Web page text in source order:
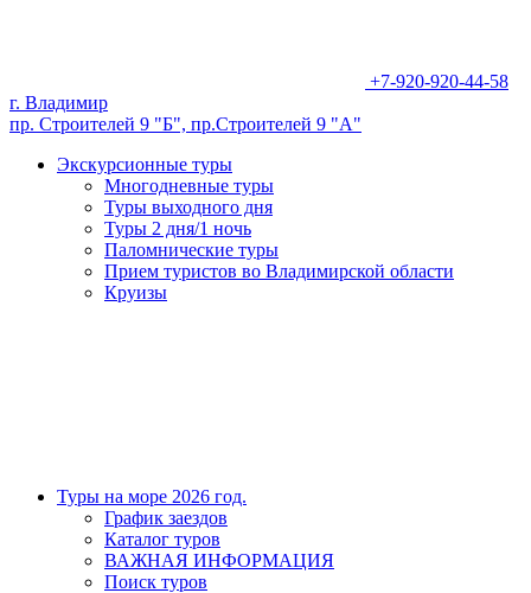
+7-920-920-44-58
г. Владимир
пр. Строителей 9 "Б", пр.Строителей 9 "А"
Экскурсионные туры
Многодневные туры
Туры выходного дня
Туры 2 дня/1 ночь
Паломнические туры
Прием туристов во Владимирской области
Круизы
Туры на море 2026 год.
График заездов
Каталог туров
ВАЖНАЯ ИНФОРМАЦИЯ
Поиск туров